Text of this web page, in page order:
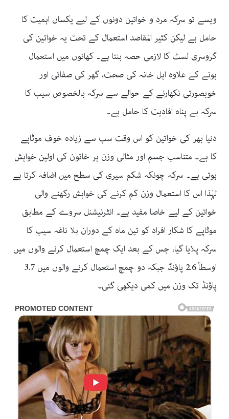
ویسے تو سرکہ مرد و خواتین دونوں کے لیے یکساں اہمیت کا
حامل ہے لیکن کثیر المقاصد استعمال کے تحت یہ خواتین کی
گروسری لسٹ کا لازمی حصہ بنتا ہے۔ کھانوں میں استعمال
ہونے کے علاوہ اہل خانہ کی صحت، گھر کی صفائی اور
خوبصورتی نکھارنے کے حوالے سے سرکہ بالخصوص سیب کا
سرکہ بے پناہ افادیت کا حامل ہے۔
دنیا بھر کی خواتین کو اس وقت سب سے زیادہ خوف موٹاپے
کا ہے۔ متناسب جسم اور مثالی وزن ہر خاتون کی اولین خواہش
ہوتی ہے۔ سرکہ چونکہ شکم سیری کی سطح میں اضافہ کرتا ہے
لہٰذا اس کا استعمال وزن کم کرنے کی خواہش رکھنے والی
خواتین کے لیے خاصا مفید ہے۔ انٹرنیشنل سروے کے مطابق
موٹاپے کا شکار افراد کو تین ماہ کے دوران بلا ناغہ سیب کا
سرکہ پلایا گیا، جس کے بعد ایک چمچ استعمال کرنے والوں میں
اوسطاً 2.6 پاؤنڈ جبکہ دو چمچ استعمال کرنے والوں میں 3.7
پاؤنڈ تک وزن میں کمی دیکھی گئی۔